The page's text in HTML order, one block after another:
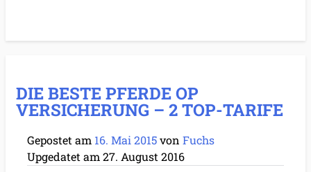
DIE BESTE PFERDE OP
VERSICHERUNG – 2 TOP-TARIFE
Gepostet am 16. Mai 2015von Fuchs
Upgedatet am 27. August 2016